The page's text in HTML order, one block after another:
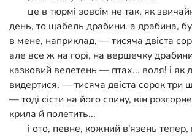
це в тюрмі зовсім не так, як
день, то щабель драбини. а драбина,
в мене, наприклад, — тисяча двіста
але все ж на горі, на вершечку
казковий велетень — птах... воля! і як
видертися, — тисяча двіста сорок три
— тоді сісти на його спину, він
крила й полетить...
і ото, певне, кожний в'язень тепер,